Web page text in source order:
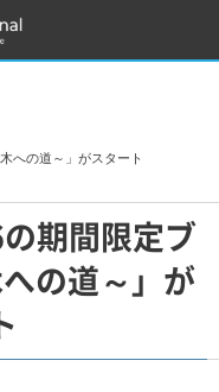
への道～」がスタート
期間限定ブ
の道～」が